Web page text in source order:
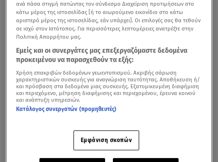
ανά πάσα στιγμή πατώντας τον σύνδεσμο Διαχείριση προτιμήσεων στο
κάτω μέρος της ιστοσελίδας [ή το αιωρούμενο εικονίδιο στο κάτω
αριστερό μέρος της ιστοσελίδας, εάν υπάρχει]. Οι επιλογές σας θα τεθούν
σε ισχύ στον Ιστότοπος. Για περισσότερες λεπτομέρειες ανατρέξτε στην
Πολιτική Απορρήτου μας.
Εμείς και οι συνεργάτες μας επεξεργαζόμαστε δεδομένα
προκειμένου να παρασχεθούν τα εξής:
Χρήση επακριβών δεδομένων γεωεντοπισμού. Ακριβής σάρωση
χαρακτηριστικών συσκευής για αναγνώριση ταυτότητας. Αποθήκευση ή/
και πρόσβαση στα δεδομένα μιας συσκευής. Εξατομικευμένη διαφήμιση
και περιεχόμενο, μέτρηση διαφήμισης και περιεχομένου, έρευνα κοινού
και ανάπτυξη υπηρεσιών.
Κατάλογος συνεργατών (προμηθευτές)
Εμφάνιση σκοπών